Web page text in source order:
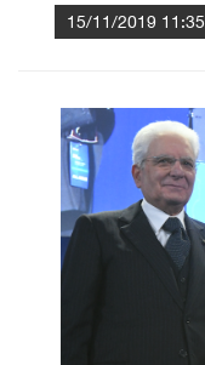
15/11/2019 11:35